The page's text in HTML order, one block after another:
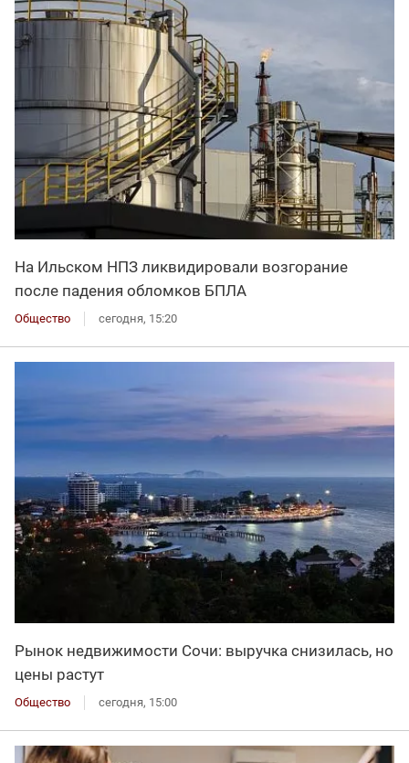
На Ильском НПЗ ликвидировали возгорание
после падения обломков БПЛА
Общество сегодня, 15:20
Рынок недвижимости Сочи: выручка снизилась, но
цены растут
Общество сегодня, 15:00